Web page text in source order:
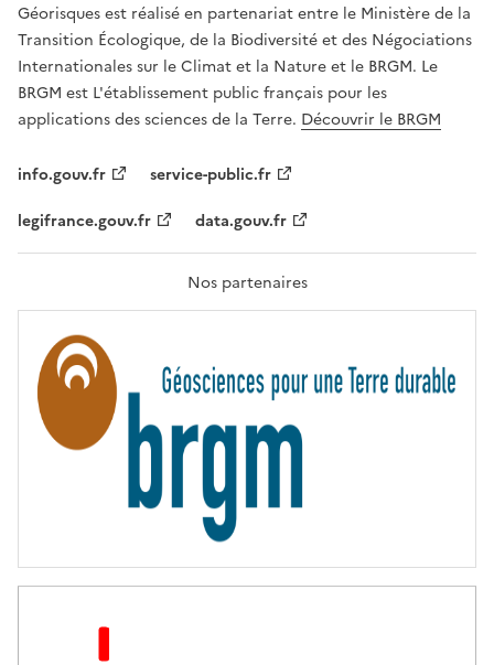
T
É
,
É
G
A
L
F
A
T
R
T
É
Géorisques est réalisé en partenariat entre le Ministère de la
Transition Écologique, de la Biodiversité et des Négociations
Internationales sur le Climat et la Nature et le BRGM. Le
BRGM est L'établissement public français pour les
applications des sciences de la Terre. Découvrir le BRGM
info.gouv.fr
service-public.fr
legifrance.gouv.fr
data.gouv.fr
Nos partenaires